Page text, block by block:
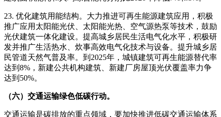
23. 优化建筑用能结构。大力推进可再生能源建筑应用，积极
推广应用太阳能光伏、太阳能光热、空气源热泵等技术，鼓励
光伏建筑一体化建设。提高城乡居民生活电气化水平，积极研
发并推广生活热水、炊事高效电气化技术与设备。提升城乡居
民管道天然气普及率。到2025年，城镇建筑可再生能源替代率
达到8%，新建公共机构建筑、新建厂房屋顶光伏覆盖率力争
达到50%。
（六）交通运输绿色低碳行动。
交通运输是碳排放的重点领域，要加快推进低碳交通运输体系